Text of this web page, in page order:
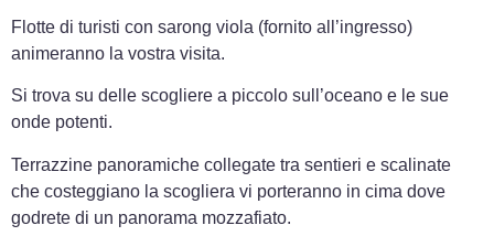
Flotte di turisti con sarong viola (fornito all’ingresso)
animeranno la vostra visita.
Si trova su delle scogliere a piccolo sull’oceano e le sue
onde potenti.
Terrazzine panoramiche collegate tra sentieri e scalinate
che costeggiano la scogliera vi porteranno in cima dove
godrete di un panorama mozzafiato.